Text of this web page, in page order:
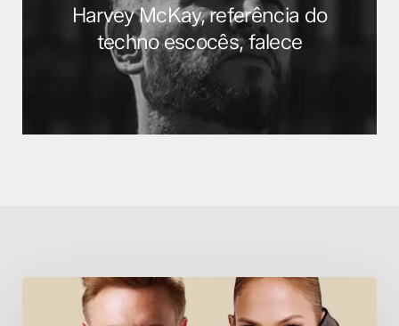
Harvey McKay, referência do
techno escocês, falece